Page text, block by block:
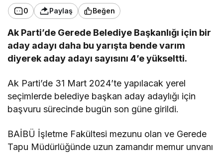
0 Paylaş Beğen
Ak Parti’de Gerede Belediye Başkanlığı için bir
aday adayı daha bu yarışta bende varım
diyerek aday adayı sayısını 4’e yükseltti.
Ak Parti’de 31 Mart 2024’te yapılacak yerel
seçimlerde belediye başkan aday adaylığı için
başvuru sürecinde bugün son güne girildi.
BAİBÜ İşletme Fakültesi mezunu olan ve Gerede
Tapu Müdürlüğünde uzun zamandır memur unvanı